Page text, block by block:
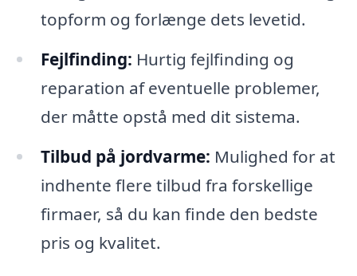
topform og forlænge dets levetid.
Fejlfinding: Hurtig fejlfinding og
reparation af eventuelle problemer,
der måtte opstå med dit sistema.
Tilbud på jordvarme: Mulighed for at
indhente flere tilbud fra forskellige
firmaer, så du kan finde den bedste
pris og kvalitet.